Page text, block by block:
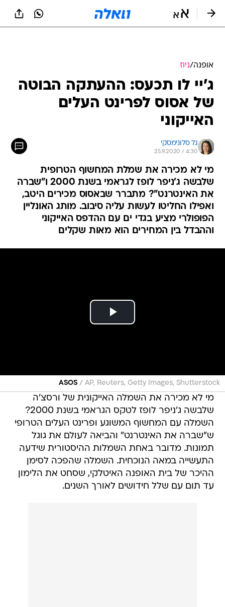
אופנה/ניוז
ג'יי לו תכעס: ההעתקה הבוטה
של אסוס לפרינט העלים
האייקוני
גל סלונימסקי
25.9.2020 / 4:30
מי לא מכירה את שמלת המחשוף הטרופית
שלבשה ג'ניפר לופז לגראמי בשנת 2000 ו"שברה
את האינטרנט"? מתברר שבאסוס מכירים היטב,
ואפילו החליטו לעשות עליה סיבוב. מותג האונליין
הפופולרי מציע בגדי ים עם ההדפס האייקוני
וההבדל בין המחירים הוא מאות שקלים
ASOS / AP, Reuters, Getty Images, Shutterstock
מי לא מכירה את השמלה האייקונית של ורסצ'ה
שלבשה ג'ניפר לופז לטקס הגראמי בשנת 2000?
השמלה עם המחשוף המשוגע ופרינט העלים הטרופי
ש"שברה את האינטרנט" והביאה לעולם את גוגל
תמונות. מדובר באחת השמלות ההיסטורית שידעה
התעשייה במאה הנוכחית. השמלה שהפכה לסימן
ההיכר של בית האופנה האיטלקי, שסחט את הלימון
עד תום עם שלל חידושים לאורך השנים.